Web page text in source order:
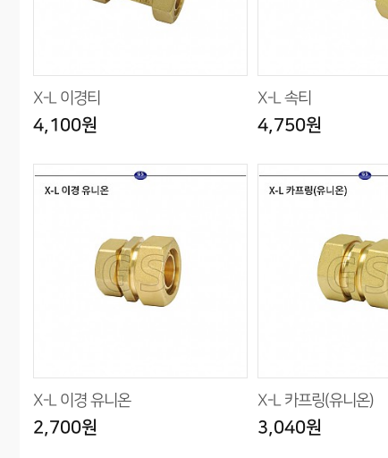
X-L 이경티
4,100원
X-L 속티
4,750원
X-L 이경 유니온
2,700원
X-L 카프링(유니온)
3,040원